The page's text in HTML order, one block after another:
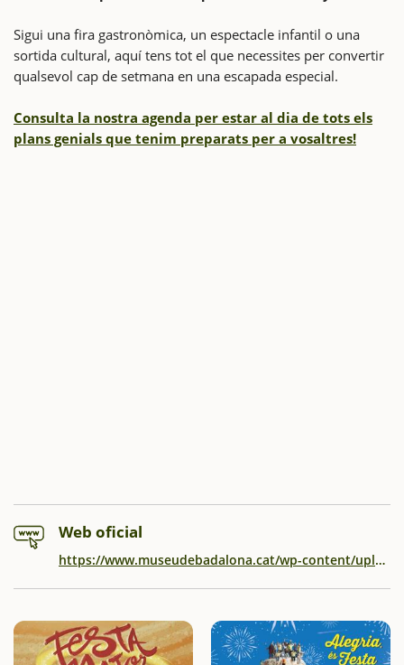
Sigui una fira gastronòmica, un espectacle infantil o una
sortida cultural, aquí tens tot el que necessites per convertir
qualsevol cap de setmana en una escapada especial.
Consulta la nostra agenda per estar al dia de tots els
plans genials que tenim preparats per a vosaltres!
Web oficial
https://www.museudebadalona.cat/wp-content/uploads/TRIPTIC-MAGNA-2025.pdf